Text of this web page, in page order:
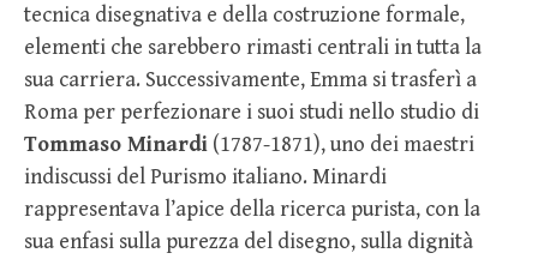
tecnica disegnativa e della costruzione formale,
elementi che sarebbero rimasti centrali in tutta la
sua carriera. Successivamente, Emma si trasferì a
Roma per perfezionare i suoi studi nello studio di
Tommaso Minardi (1787-1871), uno dei maestri
indiscussi del Purismo italiano. Minardi
rappresentava l’apice della ricerca purista, con la
sua enfasi sulla purezza del disegno, sulla dignità